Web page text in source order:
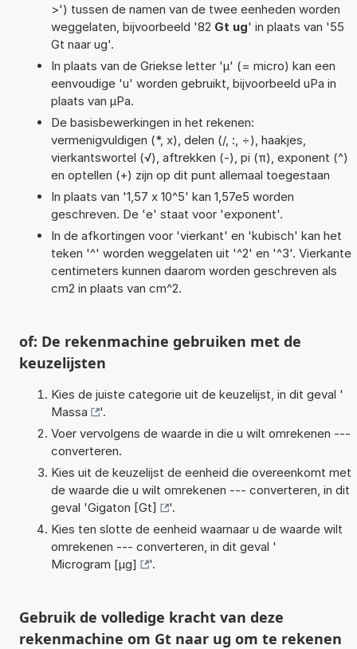
>') tussen de namen van de twee eenheden worden
weggelaten, bijvoorbeeld '82 Gt ug' in plaats van '55
Gt naar ug'.
In plaats van de Griekse letter 'µ' (= micro) kan een
eenvoudige 'u' worden gebruikt, bijvoorbeeld uPa in
plaats van µPa.
De basisbewerkingen in het rekenen:
vermenigvuldigen (*, x), delen (/, :, ÷), haakjes,
vierkantswortel (√), aftrekken (-), pi (π), exponent (^)
en optellen (+) zijn op dit punt allemaal toegestaan
In plaats van '1,57 x 10^5' kan 1,57e5 worden
geschreven. De 'e' staat voor 'exponent'.
In de afkortingen voor 'vierkant' en 'kubisch' kan het
teken '^' worden weggelaten uit '^2' en '^3'. Vierkante
centimeters kunnen daarom worden geschreven als
cm2 in plaats van cm^2.
of: De rekenmachine gebruiken met de
keuzelijsten
Kies de juiste categorie uit de keuzelijst, in dit geval '
Massa
'.
Voer vervolgens de waarde in die u wilt omrekenen ---
converteren.
Kies uit de keuzelijst de eenheid die overeenkomt met
de waarde die u wilt omrekenen --- converteren, in dit
geval 'Gigaton [Gt]
'.
Kies ten slotte de eenheid waarnaar u de waarde wilt
omrekenen --- converteren, in dit geval '
Microgram [µg]
'.
Gebruik de volledige kracht van deze
rekenmachine om Gt naar ug om te rekenen